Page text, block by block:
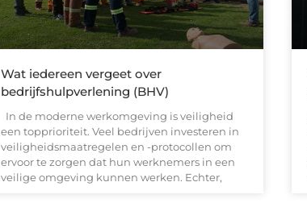
Wat iedereen vergeet over
bedrijfshulpverlening (BHV)
In de moderne werkomgeving is veiligheid
een topprioriteit. Veel bedrijven investeren in
veiligheidsmaatregelen en -protocollen om
ervoor te zorgen dat hun werknemers in een
veilige omgeving kunnen werken. Echter,